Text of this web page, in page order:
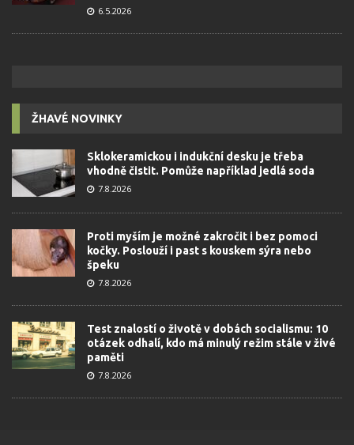
6.5.2026
ŽHAVÉ NOVINKY
Sklokeramickou i indukční desku je třeba
vhodně čistit. Pomůže například jedlá soda
7.8.2026
Proti myším je možné zakročit i bez pomoci
kočky. Poslouží i past s kouskem sýra nebo
špeku
7.8.2026
Test znalostí o životě v dobách socialismu: 10
otázek odhalí, kdo má minulý režim stále v živé
paměti
7.8.2026